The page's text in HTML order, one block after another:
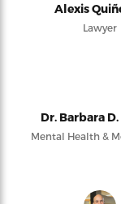
Alexis
Lawyer
Dr. Barbara
Mental Health &